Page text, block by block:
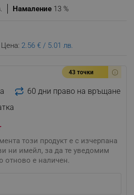
Намаление 13 %
2.56 € / 5.01 лв.
43 точки
60 дни право на връщане
този продукт е с изчерпана
ни имейл, за да те уведомим
отново е наличен.